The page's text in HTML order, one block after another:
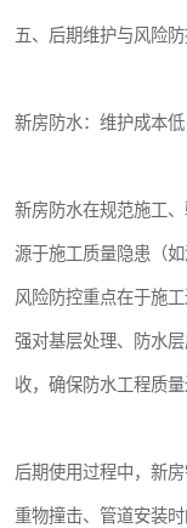
五、后期维护与风险防
新房防水：维护成本
新房防水在规范施工
源于施工质量隐患（
风险防控重点在于施
强对基层处理、防水
收，确保防水工程质量
后期使用过程中，新
重物撞击、管道安装